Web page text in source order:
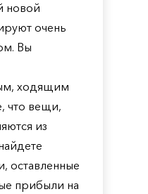
новой
очень
Вы
ходящим
что вещи,
из
оставленные
прибыли на